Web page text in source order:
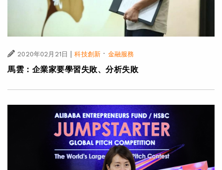
2020年02月21日 | 科技創新 · 金融服務
馬雲：企業家要學習失敗、分析失敗